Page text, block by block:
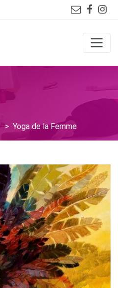
> Yoga de la Femme